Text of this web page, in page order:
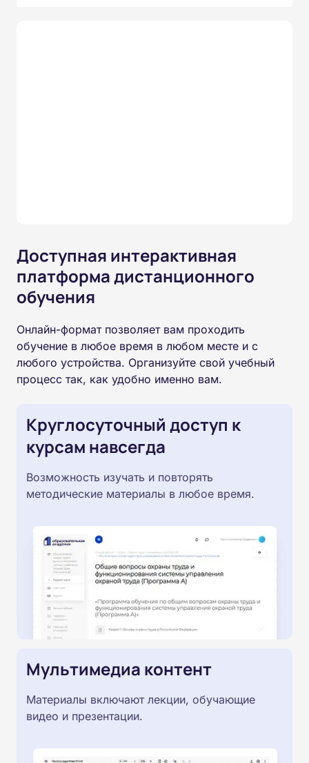
Доступная интерактивная
платформа дистанционного
обучения
Онлайн-формат позволяет вам проходить
обучение в любое время в любом месте и с
любого устройства. Организуйте свой учебный
процесс так, как удобно именно вам.
Круглосуточный доступ к
курсам навсегда
Возможность изучать и повторять
методические материалы в любое время.
Мультимедиа контент
Материалы включают лекции, обучающие
видео и презентации.